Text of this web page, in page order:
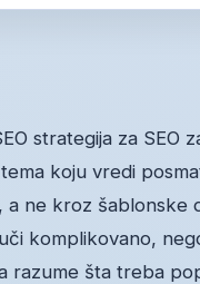
strategija za SEO
koju vredi
a ne kroz šablonske
komplikovano,
razume šta treba